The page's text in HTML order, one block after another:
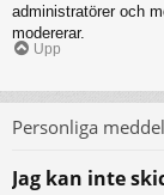
administratörer och
modererar.
Upp
Personliga
Jag kan inte